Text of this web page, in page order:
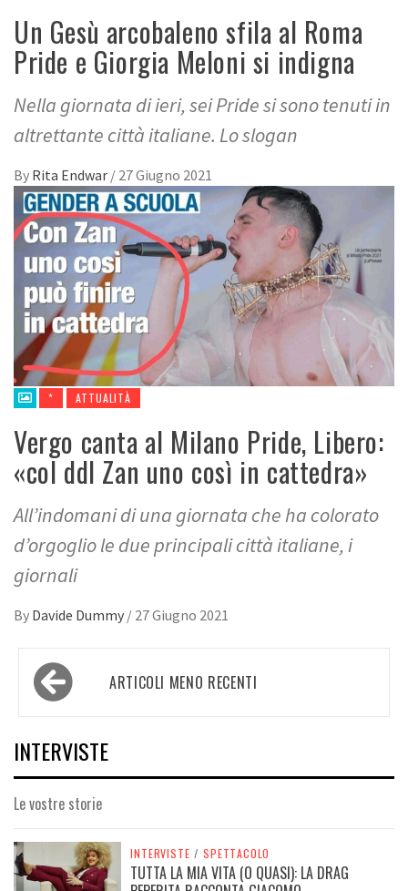
Un Gesù arcobaleno sfila al Roma
Pride e Giorgia Meloni si indigna
Nella giornata di ieri, sei Pride si sono tenuti in
altrettante città italiane. Lo slogan
By Rita Endwar / 27 Giugno 2021
* ATTUALITÀ
Vergo canta al Milano Pride, Libero:
«col ddl Zan uno così in cattedra»
All’indomani di una giornata che ha colorato
d’orgoglio le due principali città italiane, i
giornali
By Davide Dummy / 27 Giugno 2021
Navigazione
articoli ARTICOLI MENO RECENTI
INTERVISTE
Le vostre storie
INTERVISTE / SPETTACOLO
TUTTA LA MIA VITA (O QUASI): LA DRAG